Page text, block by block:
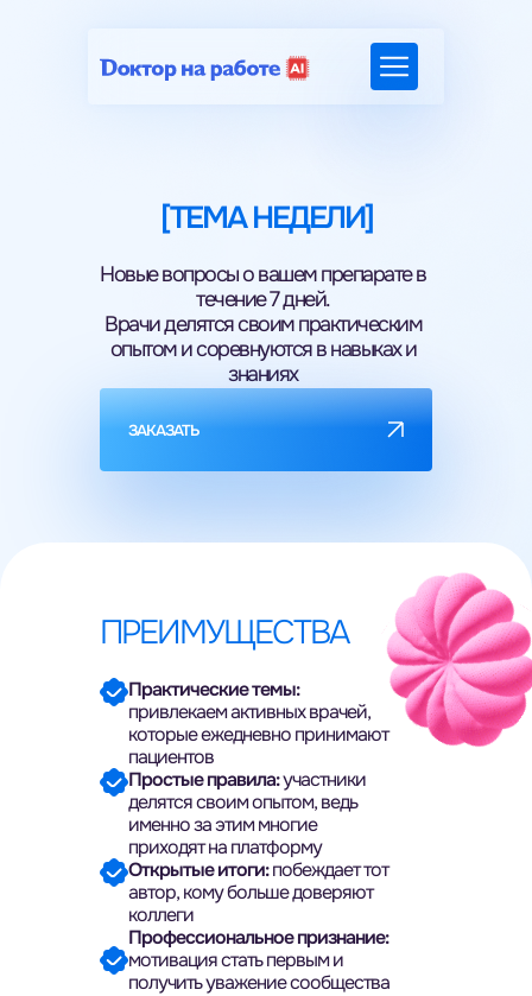
[ТЕМА НЕДЕЛИ]
Новые вопросы о вашем препарате в
течение 7 дней.
Врачи делятся своим практическим
опытом и соревнуются в навыках и
знаниях
ЗАКАЗАТЬ
ПРЕИМУЩЕСТВА
Практические темы:
привлекаем активных врачей,
которые ежедневно принимают
пациентов
Простые правила:участники
делятся своим опытом, ведь
именно за этим многие
приходят на платформу
Открытые итоги:побеждает тот
автор, кому больше доверяют
коллеги
Профессиональное признание:
мотивация стать первым и
получить уважение сообщества